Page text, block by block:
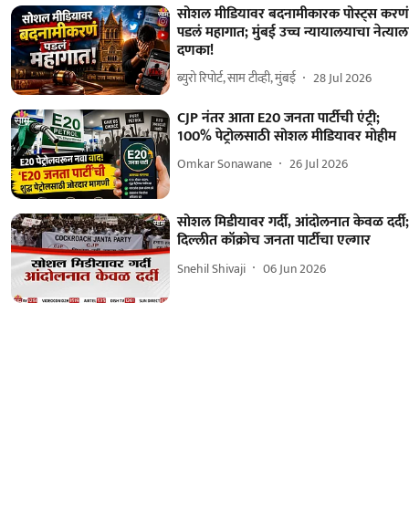
सोशल मीडियावर बदनामीकारक पोस्ट्स करणं
पडलं महागात; मुंबई उच्च न्यायालयाचा
दणका!
ब्युरो रिपोर्ट, साम टीव्ही, मुंबई 28 Jul 2026
CJP नंतर आता E20 जनता पार्टीची एंट्री;
100% पेट्रोलसाठी सोशल मीडियावर मोहीम
Omkar Sonawane 26 Jul 2026
सोशल मिडीयावर गर्दी, आंदोलनात केवळ दर्दी;
दिल्लीत कॉक्रोच जनता पार्टीचा एल्गार
Snehil Shivaji 06 Jun 2026